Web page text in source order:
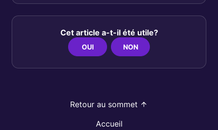
Cet article a-t-il été utile?
OUI NON
Retour au sommet
Accueil